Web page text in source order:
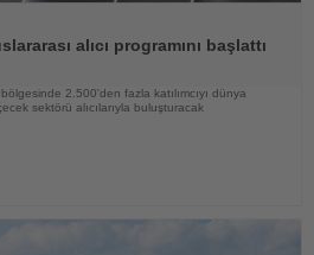
alıcı programını başlattı
2.500'den fazla katılımcıyı dünya
sektörü alıcılarıyla buluşturacak